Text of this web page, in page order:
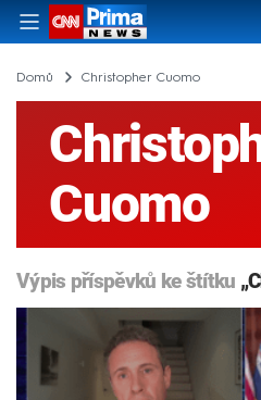
Domů Christopher Cuomo
Cuomo
Výpis příspěvků ke štítku